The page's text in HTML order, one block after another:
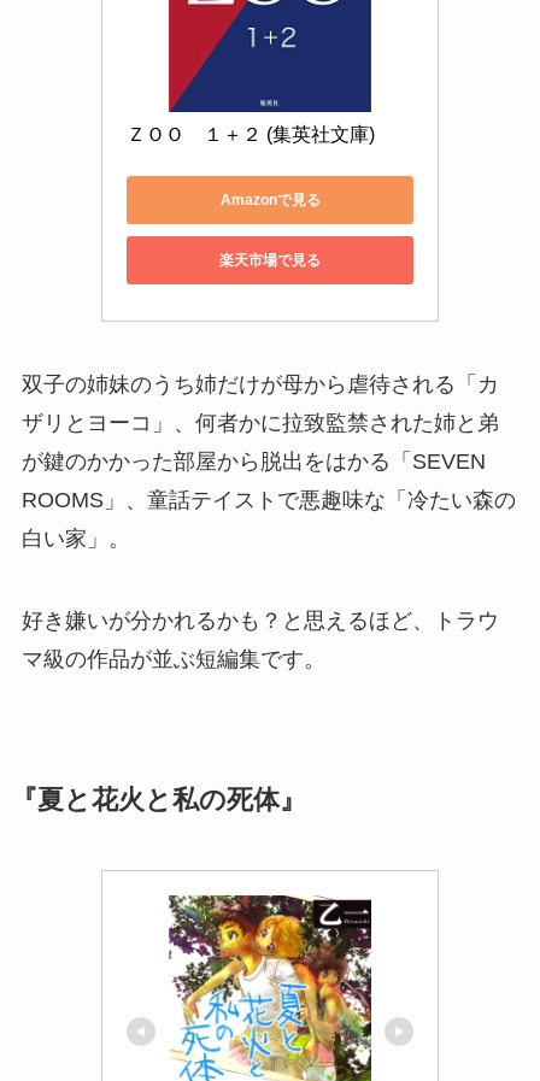
ＺＯＯ　１＋２ (集英社文庫)
Amazonで見る
楽天市場で見る
双子の姉妹のうち姉だけが母から虐待される「カ
ザリとヨーコ」、何者かに拉致監禁された姉と弟
が鍵のかかった部屋から脱出をはかる「SEVEN
ROOMS」、童話テイストで悪趣味な「冷たい森の
白い家」。
好き嫌いが分かれるかも？と思えるほど、トラウ
マ級の作品が並ぶ短編集です。
『夏と花火と私の死体』